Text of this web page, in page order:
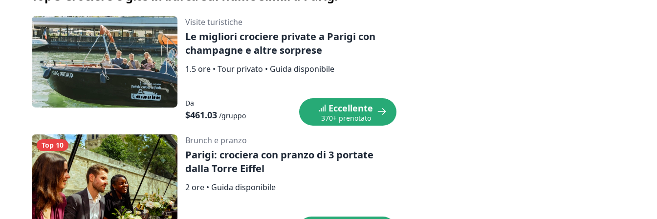
Mostra mappa
Visite turistiche
Le migliori crociere private a Parigi con
champagne e altre sorprese
1.5 ore • Tour privato • Guida disponibile
Da
$461.03 /gruppo
Eccellente
370+ prenotato
Top 10 Brunch e pranzo
Parigi: crociera con pranzo di 3 portate
dalla Torre Eiffel
2 ore • Guida disponibile